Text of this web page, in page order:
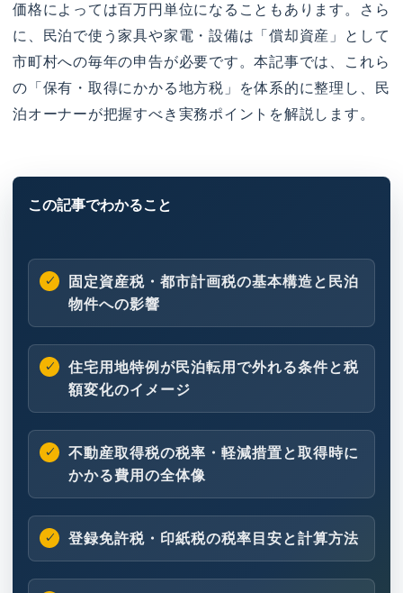
価格によっては百万円単位になることもあります。さら
に、民泊で使う家具や家電・設備は「償却資産」として
市町村への毎年の申告が必要です。本記事では、これら
の「保有・取得にかかる地方税」を体系的に整理し、民
泊オーナーが把握すべき実務ポイントを解説します。
固定資産税・都市計画税の基本構造と民泊
物件への影響
住宅用地特例が民泊転用で外れる条件と税
額変化のイメージ
不動産取得税の税率・軽減措置と取得時に
かかる費用の全体像
登録免許税・印紙税の税率目安と計算方法